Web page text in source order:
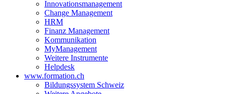
Innovationsmanagement
Change Management
HRM
Finanz Management
Kommunikation
MyManagement
Weitere Instrumente
Helpdesk
www.formation.ch
Bildungssystem Schweiz